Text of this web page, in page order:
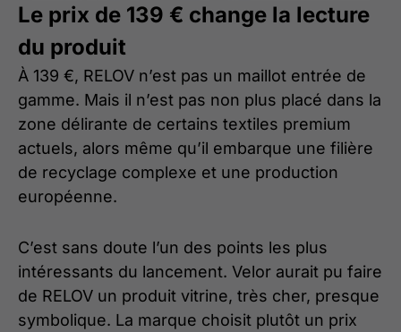
Le prix de 139 € change la lecture
du produit
À 139 €, RELOV n’est pas un maillot entrée de
gamme. Mais il n’est pas non plus placé dans la
zone délirante de certains textiles premium
actuels, alors même qu’il embarque une filière
de recyclage complexe et une production
européenne.
C’est sans doute l’un des points les plus
intéressants du lancement. Velor aurait pu faire
de RELOV un produit vitrine, très cher, presque
symbolique. La marque choisit plutôt un prix